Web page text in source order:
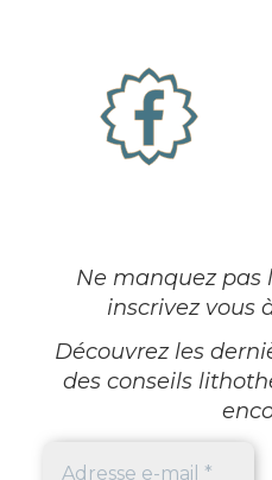
Ne manquez pas
inscrivez vous
Découvrez les
des conseils